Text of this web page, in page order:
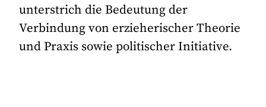
unterstrich die Bedeutung der
Verbindung von erzieherischer Theorie
und Praxis sowie politischer Initiative.